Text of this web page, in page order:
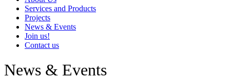
Services and Products
Projects
News & Events
Join us!
Contact us
News & Events